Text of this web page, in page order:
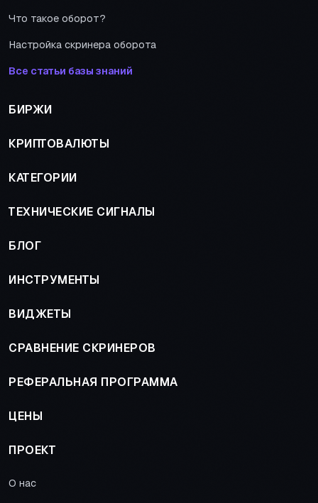
Что такое оборот?
Настройка скринера оборота
Все статьи базы знаний
БИРЖИ
КРИПТОВАЛЮТЫ
КАТЕГОРИИ
ТЕХНИЧЕСКИЕ СИГНАЛЫ
БЛОГ
ИНСТРУМЕНТЫ
ВИДЖЕТЫ
СРАВНЕНИЕ СКРИНЕРОВ
РЕФЕРАЛЬНАЯ ПРОГРАММА
ЦЕНЫ
ПРОЕКТ
О нас